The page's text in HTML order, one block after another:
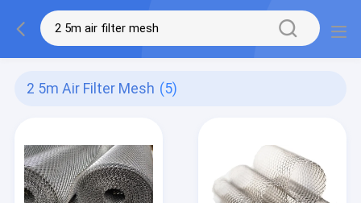
2 5m Air Filter Mesh (5)